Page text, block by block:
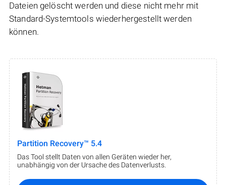
Dateien gelöscht werden und diese nicht mehr mit
Standard-Systemtools wiederhergestellt werden
können.
Partition Recovery™ 5.4
Das Tool stellt Daten von allen Geräten wieder her,
unabhängig von der Ursache des Datenverlusts.